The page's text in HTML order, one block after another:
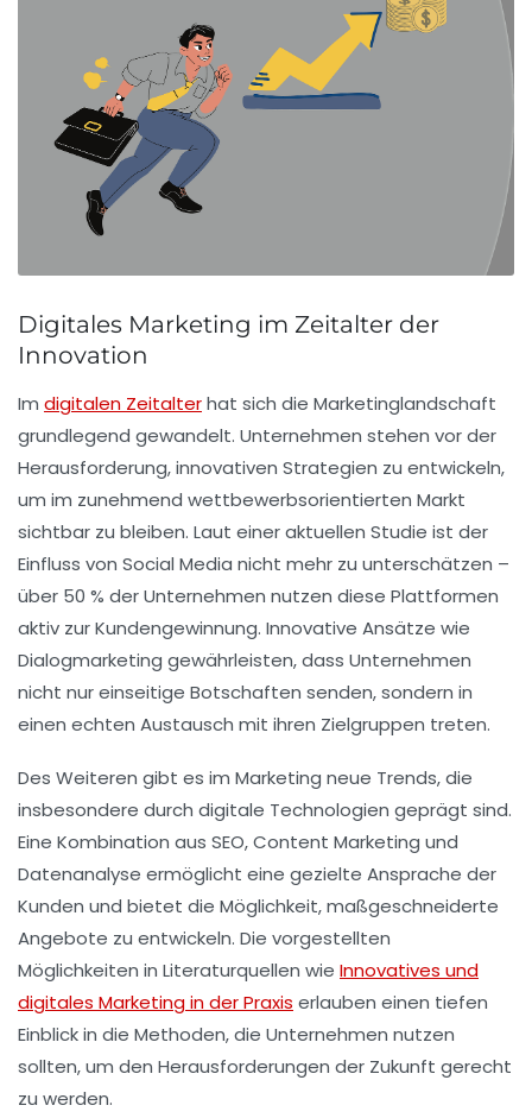
Digitales Marketing im Zeitalter der
Innovation
Im digitalen Zeitalterhat sich die Marketinglandschaft
grundlegend gewandelt. Unternehmen stehen vor der
Herausforderung,innovativen Strategien zu entwickeln,
um im zunehmend wettbewerbsorientierten Markt
sichtbar zu bleiben. Laut einer aktuellen Studie ist der
Einfluss von Social Media nicht mehr zu unterschätzen –
über 50 % der Unternehmen nutzen diese Plattformen
aktiv zur Kundengewinnung. Innovative Ansätze wie
Dialogmarketing gewährleisten, dass Unternehmen
nicht nur einseitige Botschaften senden, sondern in
einen echten Austausch mit ihren Zielgruppen treten.
Des Weiteren gibt es im Marketing neue Trends, die
insbesondere durch digitale Technologien geprägt sind.
Eine Kombination aus SEO,Content Marketing und
Datenanalyse ermöglicht eine gezielte Ansprache der
Kunden und bietet die Möglichkeit, maßgeschneiderte
Angebote zu entwickeln. Die vorgestellten
Möglichkeiten in Literaturquellen wie Innovatives und
digitales Marketing in der Praxis erlauben einen tiefen
Einblick in die Methoden, die Unternehmen nutzen
sollten, um den Herausforderungen der Zukunft gerecht
zu werden.